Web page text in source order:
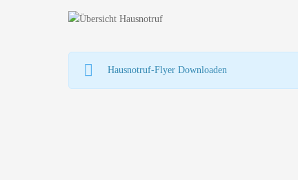
Hausnotruf-Flyer Downloaden